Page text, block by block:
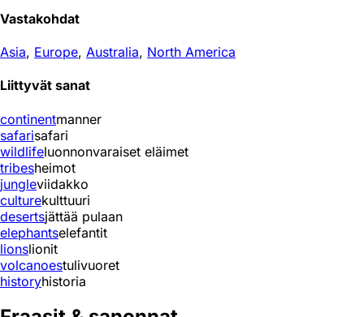
Vastakohdat
Asia, Europe, Australia, North America
Liittyvät sanat
continentmanner
safarisafari
wildlifeluonnonvaraiset eläimet
tribesheimot
jungleviidakko
culturekulttuuri
desertsjättää pulaan
elephantselefantit
lionslionit
volcanoestulivuoret
historyhistoria